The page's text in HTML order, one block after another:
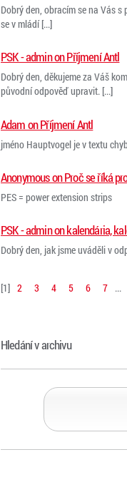
Dobrý den, obracím se na Vás
se v mládí [...]
PSK - admin on Příjmení Antl
Dobrý den, děkujeme za Váš
původní odpověď upravit. [...]
Adam on Příjmení Antl
jméno Hauptvogel je v textu
Anonymous on Proč se říká
PES = power extension strips
PSK - admin on kalendária,
Dobrý den, jak jsme uváděli v
[1] 2 3 4 5 6 7 ...
Hledání v archivu